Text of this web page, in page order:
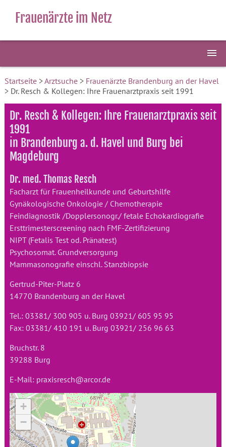
Frauenärzte im Netz
Startseite>Arztsuche> Frauenärzte Brandenburg an der Havel
> Dr. Resch & Kollegen: Ihre Frauenarztpraxis seit 1991
Dr. Resch & Kollegen: Ihre Frauenarztpraxis seit
1991
in Brandenburg a. d. Havel und Burg bei
Magdeburg
Dr. med. Thomas Resch
Facharzt für Frauenheilkunde und Geburtshilfe
Gynäkologische Onkologie / Chemotherapie
Feindiagnostik /Dopplersonogr./ fetale Echokardiografie
Ersttrimesterscreening nach FMF-Zertifizierung
NIPT (Fetalis Test od. Pränatest)
Psychosomat. Grundversorgung
Mammasonografie einschl. Stanzbiopsie
Gertrud-Piter-Platz 6
14770 Brandenburg an der Havel
Tel.: 03381/ 300 905 u. Burg 03921/ 605 95 95
Fax: 03381/ 410 191 u. Burg 03921/ 256 96 63
Bruchstr. 8
39288 Burg
E-Mail: praxisresch@arcor.de
+
−